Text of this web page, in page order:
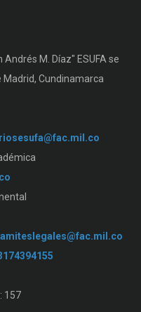
M. Díaz" ESUFA se
Cundinamarca
157